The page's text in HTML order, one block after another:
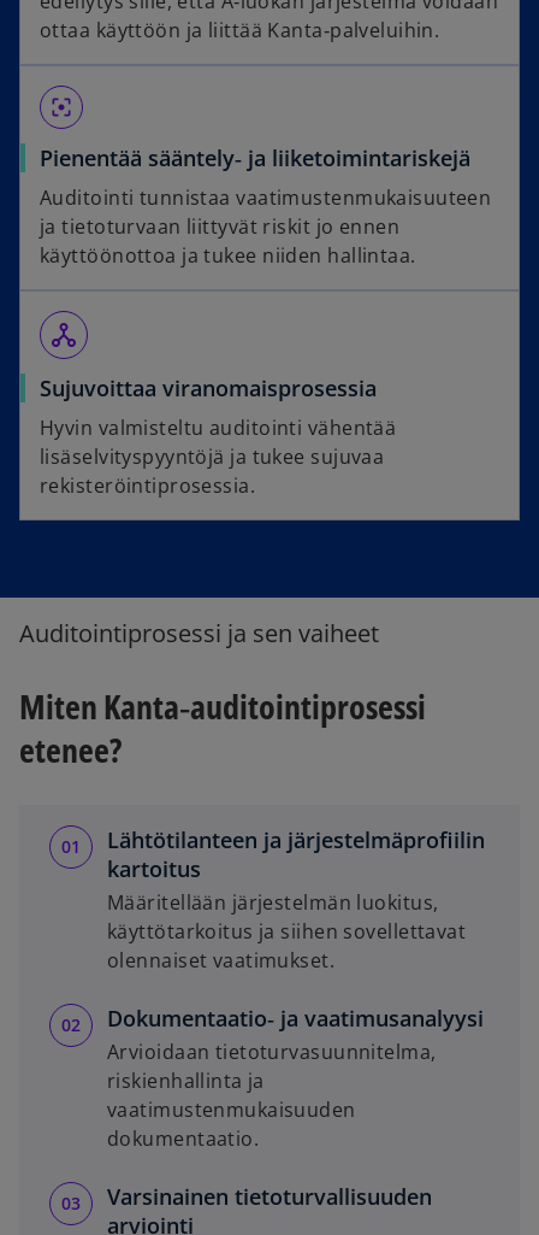
ottaa käyttöön ja liittää Kanta‑palveluihin.
filter_center_focus
Pienentää sääntely‑ ja liiketoimintariskejä
Auditointi tunnistaa vaatimustenmukaisuuteen
ja tietoturvaan liittyvät riskit jo ennen
käyttöönottoa ja tukee niiden hallintaa.
network_node
Sujuvoittaa viranomaisprosessia
Hyvin valmisteltu auditointi vähentää
lisäselvityspyyntöjä ja tukee sujuvaa
rekisteröintiprosessia.
Auditointiprosessi ja sen vaiheet
Miten Kanta‑auditointiprosessi
etenee?
Lähtötilanteen ja järjestelmäprofiilin
kartoitus
Määritellään järjestelmän luokitus,
käyttötarkoitus ja siihen sovellettavat
olennaiset vaatimukset.
Dokumentaatio‑ ja vaatimusanalyysi
Arvioidaan tietoturvasuunnitelma,
riskienhallinta ja
vaatimustenmukaisuuden
dokumentaatio.
Varsinainen tietoturvallisuuden
arviointi